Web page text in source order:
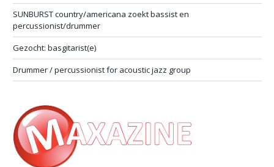
SUNBURST country/americana zoekt bassist en
percussionist/drummer
Gezocht: basgitarist(e)
Drummer / percussionist for acoustic jazz group